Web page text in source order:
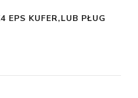
EPS KUFER,LUB PŁUG